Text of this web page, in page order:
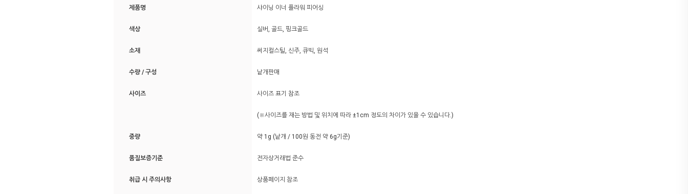
제품명 샤이닝 이너 플라워 피어싱
색상 실버, 골드, 핑크골드
소재 써지컬스틸, 신주, 큐빅, 원석
수량 / 구성 낱개판매
사이즈 사이즈 표기 참조
(※사이즈를 재는 방법 및 위치에 따라 ±1cm 정도의 차이가 있을 수 있습니다.)
중량 약 1g (낱개 / 100원 동전 약 6g기준)
품질보증기준 전자상거래법 준수
취급 시 주의사항 상품페이지 참조